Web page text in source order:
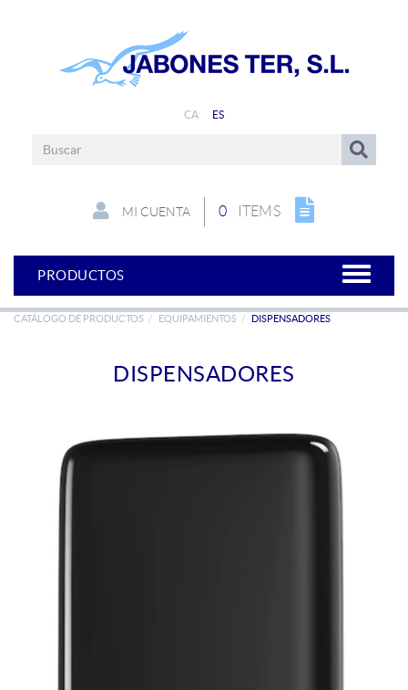
CA ES
0 ITEMS
MI CUENTA
PRODUCTOS
CATÁLOGO DE PRODUCTOS EQUIPAMIENTOS DISPENSADORES
DISPENSADORES